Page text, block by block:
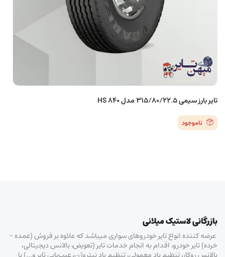
تایر بارز سیمی 315/80/22.5 مدل HS 840
ناموجود
بازرگانی لاستیک میلانی
عرضه کننده انواع تایر خودروهای سواری میباشد که علاوه بر فروش (عمده –
خرده‌) تایر خودرو، اقدام به انجام خدمات تایر (تعویض، بالانس دیجیتالی،